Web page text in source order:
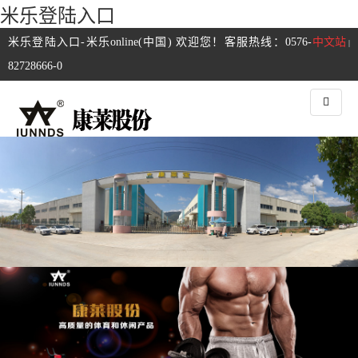
米乐登陆入口
中文站 |
米乐登陆入口-米乐online(中国) 欢迎您！客服热线：0576-
82728666-0